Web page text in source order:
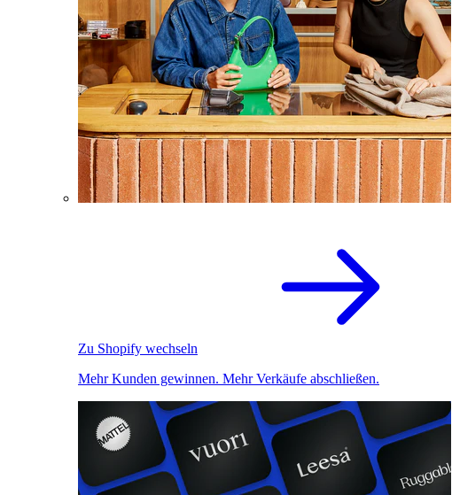
Zu Shopify wechseln
Mehr Kunden gewinnen. Mehr Verkäufe abschließen.